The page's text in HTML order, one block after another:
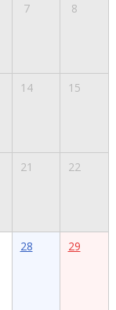
7 8
14 15
21 22
28 29